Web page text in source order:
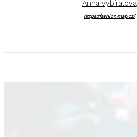
Anna Vybíralová
https://fashion-map.cz/